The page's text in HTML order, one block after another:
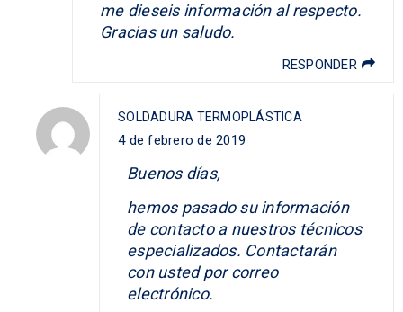
me dieseis información al respecto.
Gracias un saludo.
RESPONDER
SOLDADURA TERMOPLÁSTICA
4 de febrero de 2019
Buenos días,
hemos pasado su información
de contacto a nuestros técnicos
especializados. Contactarán
con usted por correo
electrónico.